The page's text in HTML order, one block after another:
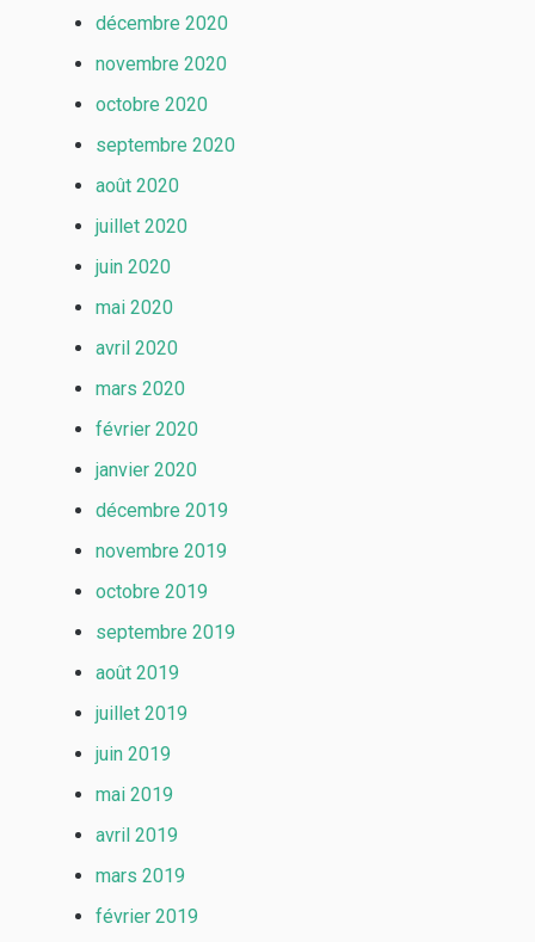
décembre 2020
novembre 2020
octobre 2020
septembre 2020
août 2020
juillet 2020
juin 2020
mai 2020
avril 2020
mars 2020
février 2020
janvier 2020
décembre 2019
novembre 2019
octobre 2019
septembre 2019
août 2019
juillet 2019
juin 2019
mai 2019
avril 2019
mars 2019
février 2019